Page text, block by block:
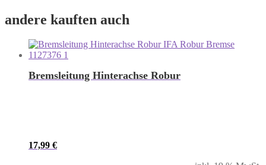
andere kauften auch
Bremsleitung Hinterachse Robur
17,99 €